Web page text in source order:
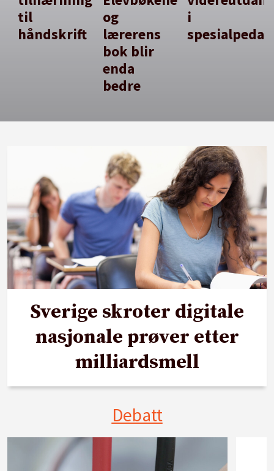
til
håndskrift
og
lærerens
bok blir
enda
bedre
i
Sverige skroter digitale
nasjonale prøver etter
milliardsmell
Debatt